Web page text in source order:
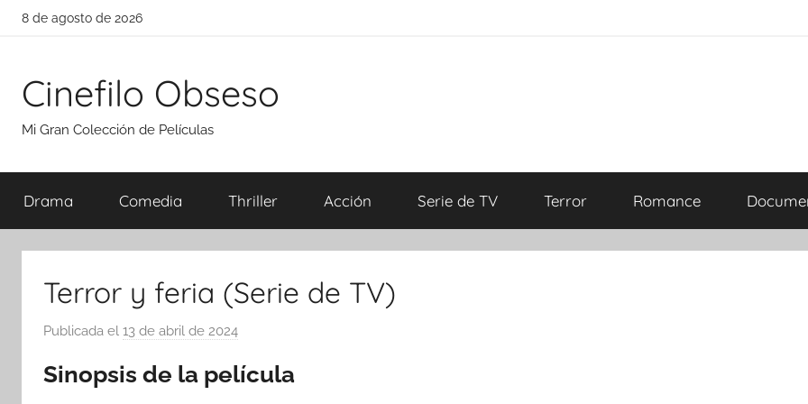
Saltar
8 de agosto de 2026
Cinefilo Obseso
Mi Gran Colección de Películas
Drama Comedia Thriller Acción Serie de TV Terror Romance
Terror y feria (Serie de TV)
Publicada el 13 de abril de 2024
r
Sinopsis de la película